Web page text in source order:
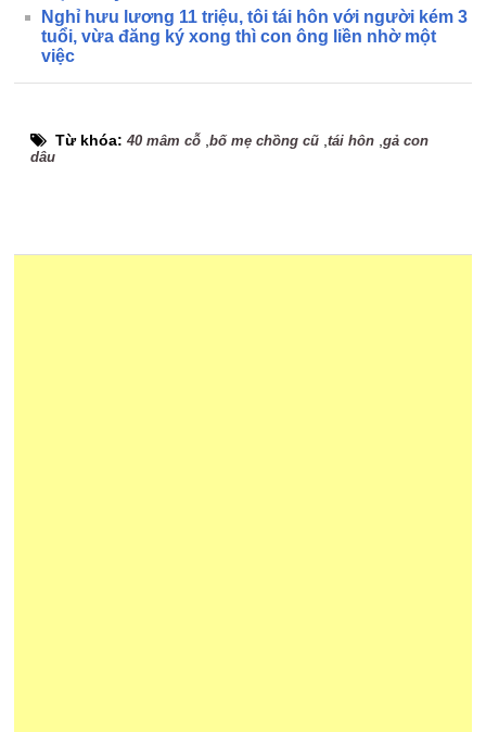
Nghỉ hưu lương 11 triệu, tôi tái hôn với người kém 3
tuổi, vừa đăng ký xong thì con ông liền nhờ một
việc
Từ khóa:40 mâm cỗ ,bố mẹ chồng cũ ,tái hôn ,gả con
dâu